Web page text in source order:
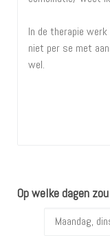
Op welke dagen